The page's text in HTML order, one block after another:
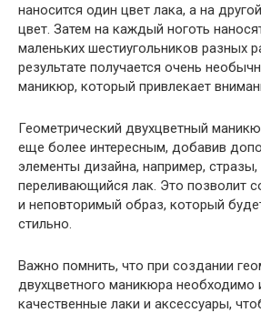
наносится один цвет лака, а на
цвет. Затем на каждый ноготь
маленьких шестиугольников разных
результате получается очень
маникюр, который привлекает
Геометрический двухцветный
еще более интересным, добавив
элементы дизайна, например, стразы,
переливающийся лак. Это позволит
и неповторимый образ, который
стильно.
Важно помнить, что при создании
двухцветного маникюра необходимо
качественные лаки и аксессуары,